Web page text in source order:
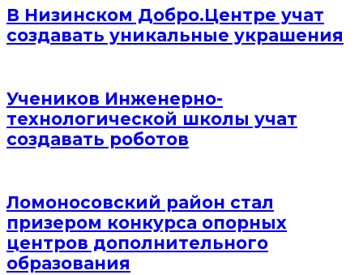
В Низинском Добро.Центре учат
создавать уникальные украшения
Учеников Инженерно-
технологической школы учат
создавать роботов
Ломоносовский район стал
призером конкурса опорных
центров дополнительного
образования